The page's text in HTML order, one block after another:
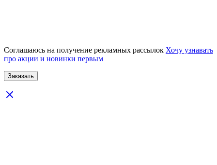
Соглашаюсь на получение рекламных рассылок Хочу узнавать
про акции и новинки первым